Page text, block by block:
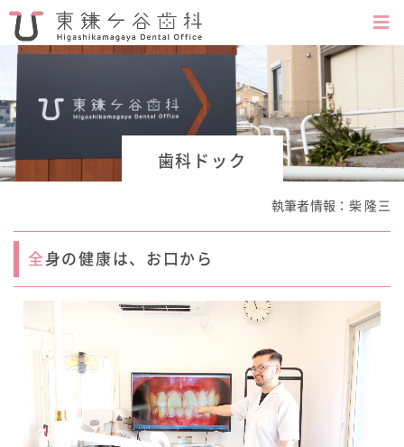
歯科ドック
執筆者情報： 柴 隆三
全身の健康は、お口から